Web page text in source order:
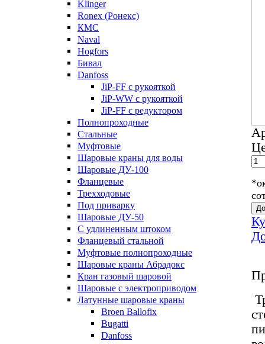
Klinger
Ronex (Ронекс)
КМС
Naval
Hogfors
Бивал
Danfoss
JiP-FF с рукояткой
JiP-WW с рукояткой
JiP-FF с редуктором
Полнопроходные
Стальные
Муфтовые
Шаровые краны для воды
Шаровые ДУ-100
Фланцевые
Трехходовые
Под приварку
Шаровые ДУ-50
С удлиненным штоком
Фланцевый стальной
Муфтовые полнопроходные
Шаровые краны Абрадокс
Кран газовый шаровой
Шаровые с электроприводом
Латунные шаровые краны
Broen Ballofix
Bugatti
Danfoss